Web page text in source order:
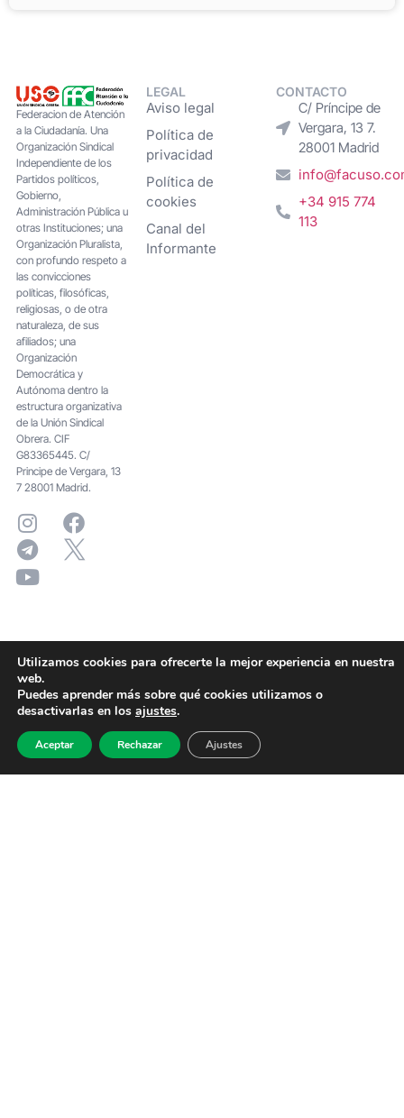
Federacion de Atención
a la Ciudadanía. Una
Organización Sindical
Independiente de los
Partidos políticos,
Gobierno,
Administración Pública u
otras Instituciones; una
Organización Pluralista,
con profundo respeto a
las convicciones
políticas, filosóficas,
religiosas, o de otra
naturaleza, de sus
afiliados; una
Organización
Democrática y
Autónoma dentro la
estructura organizativa
de la Unión Sindical
Obrera. CIF
G83365445. C/
Principe de Vergara, 13
7 28001 Madrid.
LEGAL
Aviso legal
Política de
privacidad
Política de
cookies
Canal del
Informante
CONTACTO
C/ Príncipe de
Vergara, 13 7.
28001 Madrid
+34 915 774
113
Utilizamos cookies para ofrecerte la mejor experiencia en nuestra
web.
Puedes aprender más sobre qué cookies utilizamos o
desactivarlas en los ajustes.
Aceptar Rechazar Ajustes